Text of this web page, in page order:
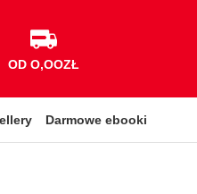
OD O,OOZŁ
Darmowe ebooki